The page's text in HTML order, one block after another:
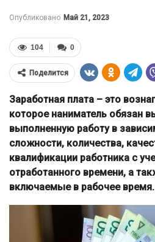
Опубликовано Май 21, 2023
0
104
Поделится
Заработная плата – это
которое наниматель обязан
выполненную работу в
сложности, количества,
квалификации работника с
отработанного времени, а
включаемые в рабочее время.